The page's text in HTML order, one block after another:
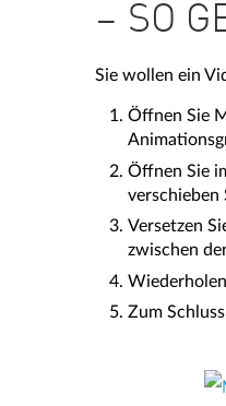
– SO
Sie wollen ein
Öffnen Sie
Öffnen Sie
verschieben
Versetzen
zwischen
Zum